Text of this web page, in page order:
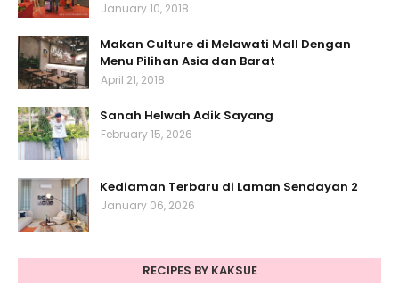
January 10, 2018
Makan Culture di Melawati Mall Dengan
Menu Pilihan Asia dan Barat
April 21, 2018
Sanah Helwah Adik Sayang
February 15, 2026
Kediaman Terbaru di Laman Sendayan 2
January 06, 2026
RECIPES BY KAKSUE